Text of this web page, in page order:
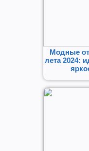
Модные
лета 2024: